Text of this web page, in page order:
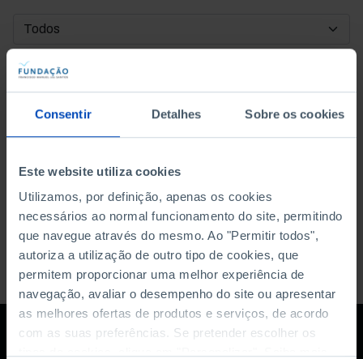
Consentir Detalhes Sobre os cookies
Este website utiliza cookies
Utilizamos, por definição, apenas os cookies
necessários ao normal funcionamento do site, permitindo
que navegue através do mesmo. Ao "Permitir todos",
autoriza a utilização de outro tipo de cookies, que
permitem proporcionar uma melhor experiência de
navegação, avaliar o desempenho do site ou apresentar
as melhores ofertas de produtos e serviços, de acordo
com as suas preferências. Se pretender escolher os
DATA DE INÍCIO
DATA DE FIM